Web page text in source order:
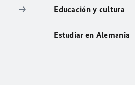
Educación y cultura
Estudiar en Alemania